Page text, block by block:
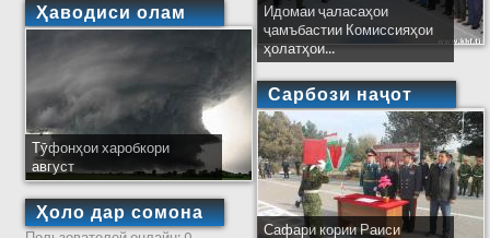
Ҳаводиси олам
Тӯфонҳои харобкори
август
Ҳоло дар сомона
Идомаи ҷаласаҳои
ҷамъбастии Комиссияҳои
ҳолатҳои...
Сарбози наҷот
Сафари кории Раиси